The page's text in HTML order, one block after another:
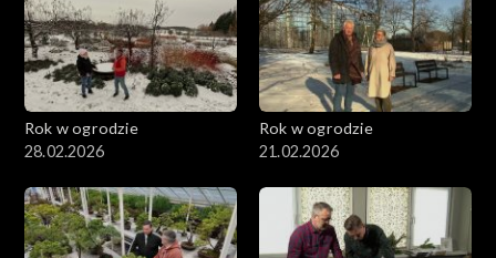
Rok w ogrodzie
28.02.2026
Rok w ogrodzie
21.02.2026